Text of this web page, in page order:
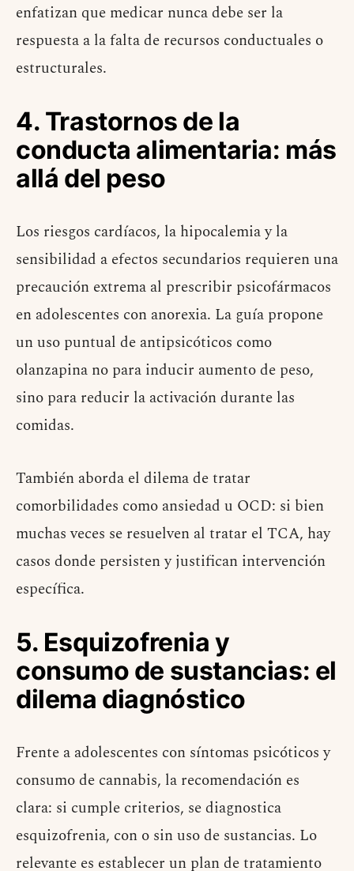
enfatizan que medicar nunca debe ser la
respuesta a la falta de recursos conductuales o
estructurales.
4. Trastornos de la
conducta alimentaria: más
allá del peso
Los riesgos cardíacos, la hipocalemia y la
sensibilidad a efectos secundarios requieren una
precaución extrema al prescribir psicofármacos
en adolescentes con anorexia. La guía propone
un uso puntual de antipsicóticos como
olanzapina no para inducir aumento de peso,
sino para reducir la activación durante las
comidas.
También aborda el dilema de tratar
comorbilidades como ansiedad u OCD: si bien
muchas veces se resuelven al tratar el TCA, hay
casos donde persisten y justifican intervención
específica.
5. Esquizofrenia y
consumo de sustancias: el
dilema diagnóstico
Frente a adolescentes con síntomas psicóticos y
consumo de cannabis, la recomendación es
clara: si cumple criterios, se diagnostica
esquizofrenia, con o sin uso de sustancias. Lo
relevante es establecer un plan de tratamiento